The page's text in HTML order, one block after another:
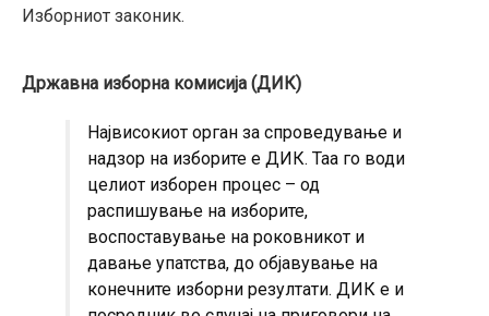
Изборниот законик.
Државна изборна комисија (ДИК)
Највисокиот орган за спроведување и
надзор на изборите е ДИК. Таа го води
целиот изборен процес – од
распишување на изборите,
воспоставување на роковникот и
давање упатства, до објавување на
конечните изборни резултати. ДИК е и